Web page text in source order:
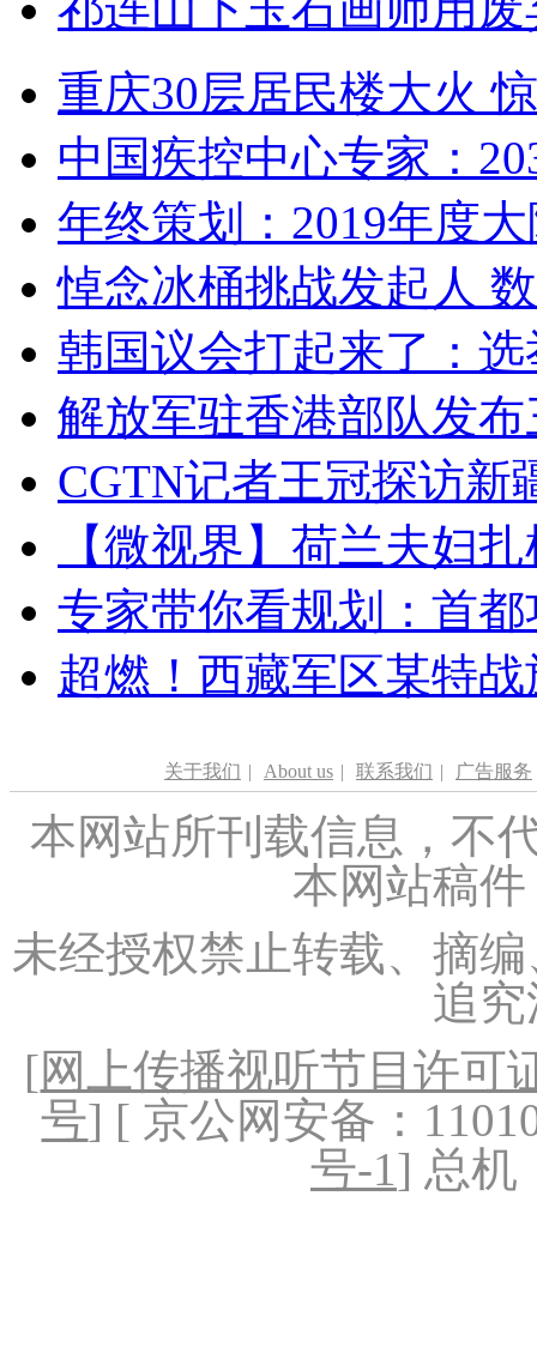
重庆30层居民楼大火
中国疾控中心专家：
年终策划：2019年度
悼念冰桶挑战发起人
韩国议会打起来了：
解放军驻香港部队发
CGTN记者王冠探访新
【微视界】荷兰夫妇
专家带你看规划：首
超燃！西藏军区某特
关于我们 | About us | 联系我们 | 广告服务
本网站所刊载信息，不
本网站稿
未经授权禁止转载、摘
追
[网上传播视听节目许可
号] [ 京公网安备：
号-1] 总机